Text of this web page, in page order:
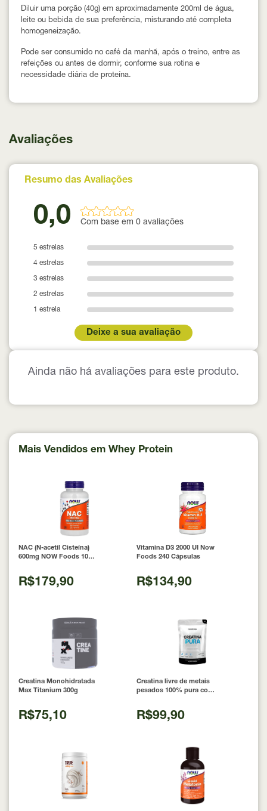
Diluir uma porção (40g) em aproximadamente 200ml de água,
leite ou bebida de sua preferência, misturando até completa
homogeneização.
Pode ser consumido no café da manhã, após o treino, entre as
refeições ou antes de dormir, conforme sua rotina e
necessidade diária de proteína.
Avaliações
Resumo das Avaliações
0,0 Com base em 0 avaliações
5 estrelas
4 estrelas
3 estrelas
2 estrelas
1 estrela
Deixe a sua avaliação
Ainda não há avaliações para este produto.
Mais Vendidos em Whey Protein
NAC (N-acetil Cisteína)
600mg NOW Foods 100
R$179,90
Vitamina D3 2000 UI Now
Foods 240 Cápsulas
R$134,90
Creatina Monohidratada
Max Titanium 300g
R$75,10
Creatina livre de metais
pesados 100% pura com
Nutrition
R$99,90